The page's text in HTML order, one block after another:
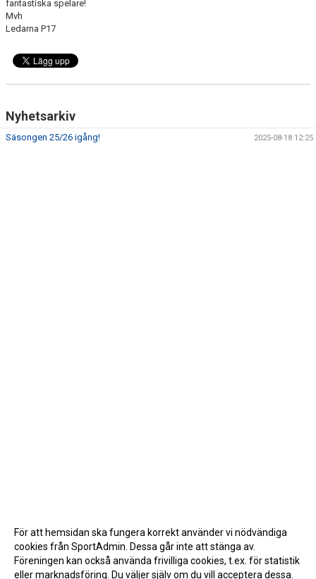
fantastiska spelare!
Mvh
Ledarna P17
Nyhetsarkiv
Säsongen 25/26 igång! 2025-08-18 12:25
För att hemsidan ska fungera korrekt använder vi nödvändiga
cookies från SportAdmin. Dessa går inte att stänga av.
Föreningen kan också använda frivilliga cookies, t.ex. för statistik
eller marknadsföring. Du väljer själv om du vill acceptera dessa.